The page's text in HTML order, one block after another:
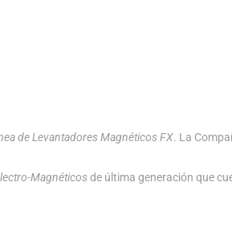
de Levantadores Magnéticos FX. La
Magnéticosde última generación que